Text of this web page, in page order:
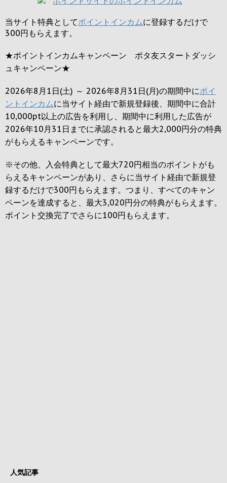
当サイト特典としてポイントインカムに登録するだけで
300円 もらえます。
★ポイントインカムキャンペーン ポタ友スタートダッシ
ュキャンペーン★
2026年8月1日(土) ～ 2026年8月31日(月)の期間中にポイ
ントインカムに当サイト経由で新規登録後、期間中に合計
10,000pt以上の広告を利用し、期間中に利用した広告が
2026年10月31日までに承認されると最大2,000円分の特典
がもらえるキャンペーンです。
※その他、入会特典として最大720円相当のポイントがも
らえるキャンペーンがあり、さらに当サイト経由で新規登
録するだけで300円 もらえます。つまり、すべてのキャン
ペーンを達成すると、最大3,020円分の特典がもらえます。
ポイント交換完了でさらに100円 もらえます。
人気記事